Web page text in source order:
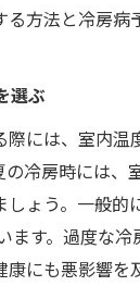
る方法と冷房病
選ぶ
際には、室内温
の冷房時には、
しょう。一般的
す。過度な冷
にも悪影響を